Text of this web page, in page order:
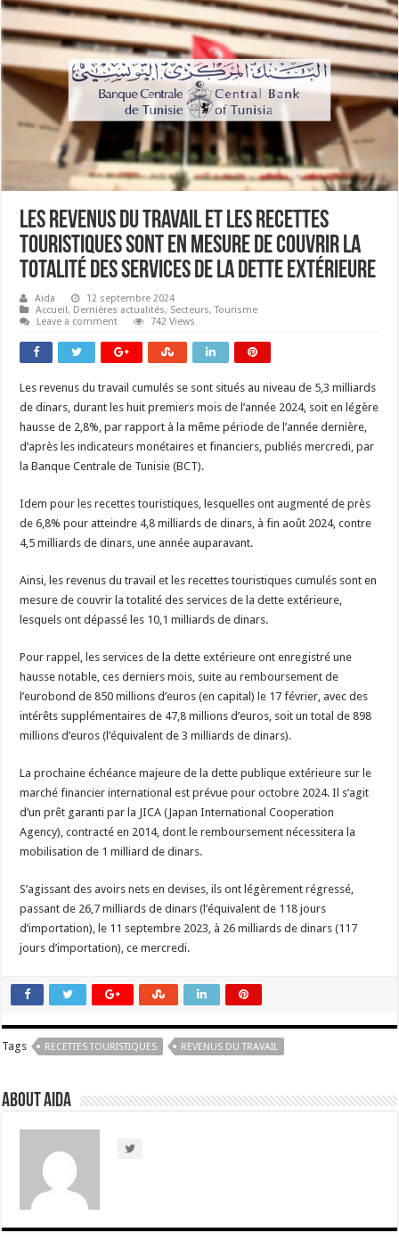
Les revenus du travail et les recettes
touristiques sont en mesure de couvrir la
totalité des services de la dette extérieure
Aida
12 septembre 2024
Accueil, Dernières actualités, Secteurs,Tourisme
Leave a comment
742 Views
Les revenus du travail cumulés se sont situés au niveau de 5,3 milliards
de dinars, durant les huit premiers mois de l’année 2024, soit en légère
hausse de 2,8%, par rapport à la même période de l’année dernière,
d’après les indicateurs monétaires et financiers, publiés mercredi, par
la Banque Centrale de Tunisie (BCT).
Idem pour les recettes touristiques, lesquelles ont augmenté de près
de 6,8% pour atteindre 4,8 milliards de dinars, à fin août 2024, contre
4,5 milliards de dinars, une année auparavant.
Ainsi, les revenus du travail et les recettes touristiques cumulés sont en
mesure de couvrir la totalité des services de la dette extérieure,
lesquels ont dépassé les 10,1 milliards de dinars.
Pour rappel, les services de la dette extérieure ont enregistré une
hausse notable, ces derniers mois, suite au remboursement de
l’eurobond de 850 millions d’euros (en capital) le 17 février, avec des
intérêts supplémentaires de 47,8 millions d’euros, soit un total de 898
millions d’euros (l’équivalent de 3 milliards de dinars).
La prochaine échéance majeure de la dette publique extérieure sur le
marché financier international est prévue pour octobre 2024. Il s’agit
d’un prêt garanti par la JICA (Japan International Cooperation
Agency), contracté en 2014, dont le remboursement nécessitera la
mobilisation de 1 milliard de dinars.
S’agissant des avoirs nets en devises, ils ont légèrement régressé,
passant de 26,7 milliards de dinars (l’équivalent de 118 jours
d’importation), le 11 septembre 2023, à 26 milliards de dinars (117
jours d’importation), ce mercredi.
Tags RECETTES TOURISTIQUES REVENUS DU TRAVAIL
About Aida